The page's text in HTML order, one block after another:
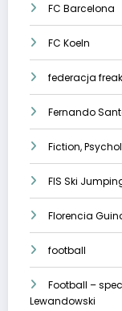
FC Barcelona
FC Koeln
federacja
Fernando
Fiction,
FIS Ski
Florencia
football
Football –
Lewandowski